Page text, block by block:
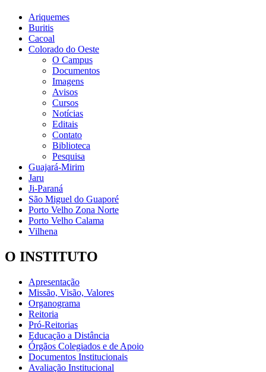
Ariquemes
Buritis
Cacoal
Colorado do Oeste
O Campus
Documentos
Imagens
Avisos
Cursos
Notícias
Editais
Contato
Biblioteca
Pesquisa
Guajará-Mirim
Jaru
Ji-Paraná
São Miguel do Guaporé
Porto Velho Zona Norte
Porto Velho Calama
Vilhena
O INSTITUTO
Apresentação
Missão, Visão, Valores
Organograma
Reitoria
Pró-Reitorias
Educação a Distância
Órgãos Colegiados e de Apoio
Documentos Institucionais
Avaliação Institucional